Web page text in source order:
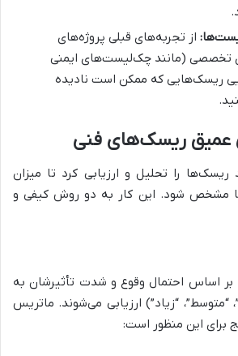
از تجربه‌های قبلی پروژه‌های
(مانند چک‌لیست‌های ایمنی
ریسک‌هایی که ممکن است نادیده
عمیق ریسک‌های فنی
را تحلیل و ارزیابی کرد تا میزان
مشخص شود. این کار به دو روش کیفی و
اساس احتمال وقوع و شدت تأثیرشان به
“متوسط”، “زیاد”) ارزیابی می‌شوند. ماتریس
برای این منظور است: